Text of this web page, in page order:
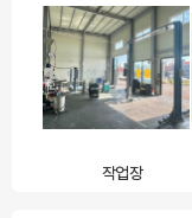
작업장